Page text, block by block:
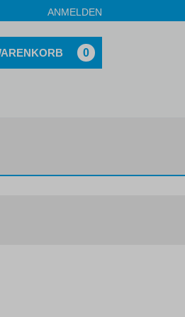
ANMELDEN
0